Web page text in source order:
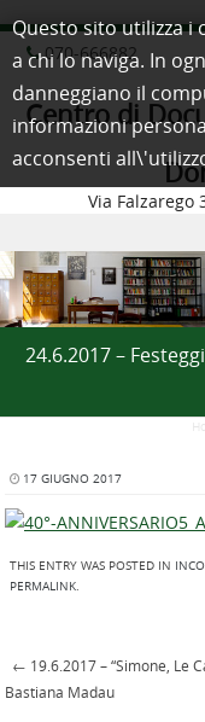
070-666882
Centro di
Via Falzarego
Skip to content
24.6.2017 –
17 GIUGNO 2017
THIS ENTRY WAS POSTED IN
PERMALINK.
Post navigation
← 19.6.2017 – “Simone, Le
Bastiana Madau
Questo sito utilizza i
a chi lo naviga. In
danneggiano il
informazioni
acconsenti